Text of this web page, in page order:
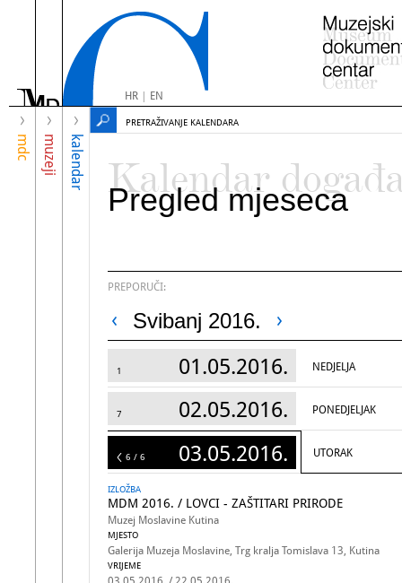
HR| EN
mdc muzeji kalendar
PRETRAŽIVANJE KALENDARA
Kalendar
Pregled mjeseca
PREPORUČI:
Svibanj 2016.
1 01.05.2016. NEDJELJA
7 02.05.2016. PONEDJELJAK
6 03.05.2016. UTORAK
6 / 6
IZLOŽBA
MDM 2016. / LOVCI - ZAŠTITARI PRIRODE
Muzej Moslavine Kutina
MJESTO
Galerija Muzeja Moslavine, Trg kralja Tomislava 13, Kutina
VRIJEME